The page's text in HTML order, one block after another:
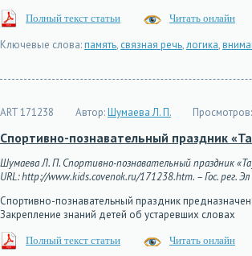
Полный текст статьи Читать онлайн
Ключевые слова:память, связная речь,логика,
ART 171238 Автор:Шумаева Л. П. Просмотров:
Спортивно-познавательный праздник
Шумаева Л. П. Спортивно-познавательный праздник
URL: http://www.kids.covenok.ru/171238.htm. – Гос. рег.
Спортивно-познавательный праздник
Закрепление знаний детей об устаревших словах
Полный текст статьи Читать онлайн